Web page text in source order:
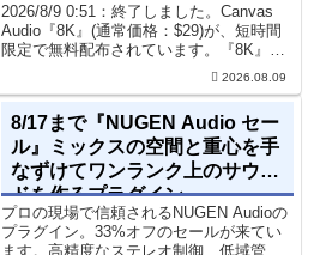
2026/8/9 0:51：終了しました。Canvas
Audio『8K』(通常価格：$29)が、短時間
限定で無料配布されています。『8K』
は、手軽に高域の存在感とアナログ的な
2026.08.09
8/17まで『NUGEN Audio セー
ル』ミックスの空間と重心を手
なずけてワンランク上のサウン
ドを作るプラグイン
プロの現場で信頼されるNUGEN Audioの
プラグイン。33%オフのセールが来てい
ます。高精度なステレオ制御、低域管